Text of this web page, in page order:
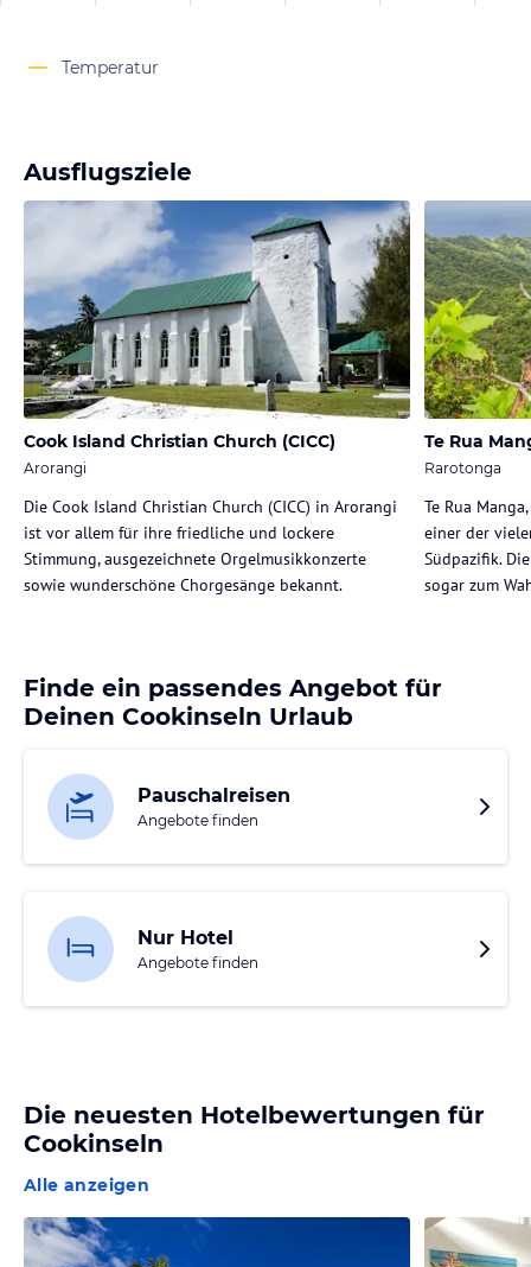
Temperatur
Ausflugsziele
Cook Island Christian Church (CICC)
Arorangi
Die Cook Island Christian Church (CICC) in Arorangi
ist vor allem für ihre friedliche und lockere
Stimmung, ausgezeichnete Orgelmusikkonzerte
sowie wunderschöne Chorgesänge bekannt.
Te Rua
Rarotonga
Te Rua
einer der
Südpazifik.
sogar zum
Finde ein passendes Angebot für
Deinen Cookinseln Urlaub
Pauschalreisen
Angebote finden
Nur Hotel
Angebote finden
Die neuesten Hotelbewertungen für
Cookinseln
Alle anzeigen